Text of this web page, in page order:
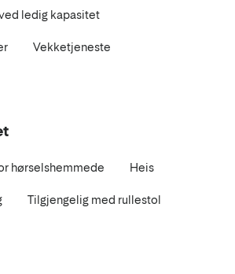
ledig kapasitet
Vekketjeneste
hørselshemmede Heis
Tilgjengelig med rullestol